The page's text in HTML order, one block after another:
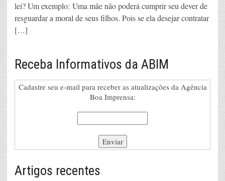
lei? Um exemplo: Uma mãe não poderá cumprir seu dever de
resguardar a moral de seus filhos. Pois se ela desejar contratar
[…]
Receba Informativos da ABIM
Cadastre seu e-mail para receber as atualizações da Agência
Boa Imprensa:
Artigos recentes